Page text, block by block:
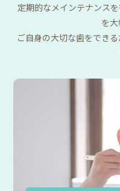
定期的なメインテナンス
を大
ご自身の大切な歯をでき